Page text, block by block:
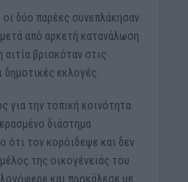
δύο παρέες συνεπλάκησαν
από αρκετή κατανάλωση
βρισκόταν στις
δημοτικές εκλογές.
για την τοπική κοινότητα
διάστημα
ότι τον κορόιδεψε και δεν
της οικογένειάς του
και προκάλεσε με